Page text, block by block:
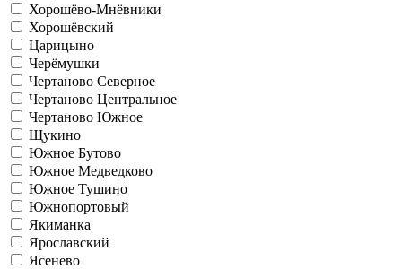
Хорошёво-Мнёвники
Хорошёвский
Царицыно
Черёмушки
Чертаново Северное
Чертаново Центральное
Чертаново Южное
Щукино
Южное Бутово
Южное Медведково
Южное Тушино
Южнопортовый
Якиманка
Ярославский
Ясенево